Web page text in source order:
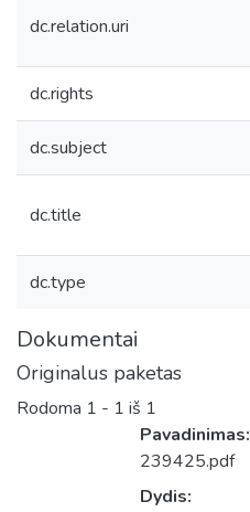
dc.relation.uri
dc.rights
dc.subject
dc.title
dc.type
Dokumentai
Originalus paketas
Rodoma 1 - 1 iš 1
Pavadinimas:
239425.pdf
Dydis: